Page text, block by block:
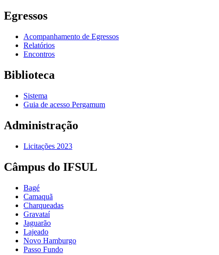
Egressos
Acompanhamento de Egressos
Relatórios
Encontros
Biblioteca
Sistema
Guia de acesso Pergamum
Administração
Licitações 2023
Câmpus do IFSUL
Bagé
Camaquã
Charqueadas
Gravataí
Jaguarão
Lajeado
Novo Hamburgo
Passo Fundo